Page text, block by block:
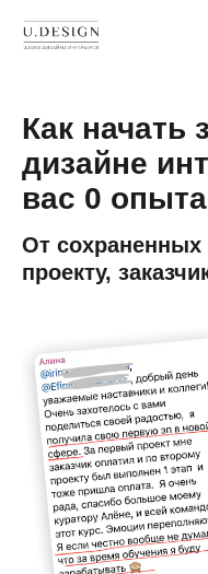
Как начать
дизайне
вас 0
От
проекту,